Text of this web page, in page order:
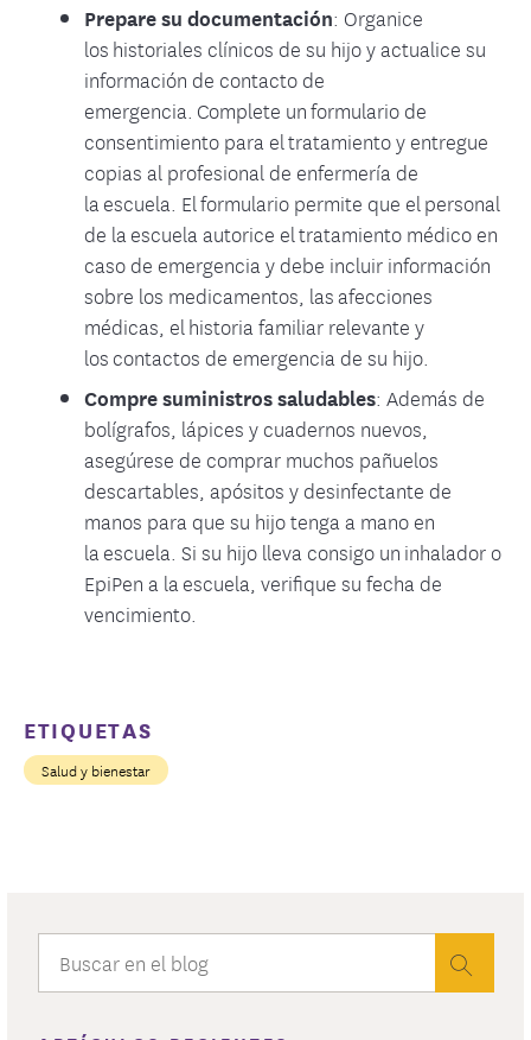
Prepare su documentación: Organice
los historiales clínicos de su hijo y actualice su
información de contacto de
emergencia. Complete un formulario de
consentimiento para el tratamiento y entregue
copias al profesional de enfermería de
la escuela. El formulario permite que el personal
de la escuela autorice el tratamiento médico en
caso de emergencia y debe incluir información
sobre los medicamentos, las afecciones
médicas, el historia familiar relevante y
los contactos de emergencia de su hijo.
Compre suministros saludables: Además de
bolígrafos, lápices y cuadernos nuevos,
asegúrese de comprar muchos pañuelos
descartables, apósitos y desinfectante de
manos para que su hijo tenga a mano en
la escuela. Si su hijo lleva consigo un inhalador o
EpiPen a la escuela, verifique su fecha de
vencimiento.
ETIQUETAS
Salud y bienestar